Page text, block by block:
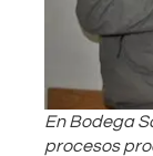
En Bodega
procesos